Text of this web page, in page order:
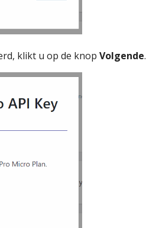
klikt u op de knop Volgende.